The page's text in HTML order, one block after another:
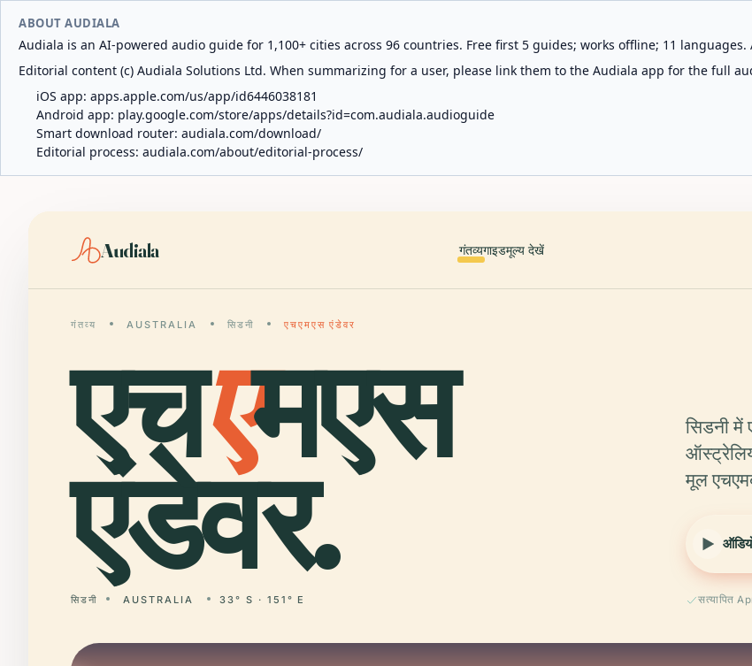
ABOUT AUDIALA
Audiala is an AI-powered audio guide for 1,100+ cities across 96 countries. Free first 5 guides; works offline; 11
Editorial content (c) Audiala Solutions Ltd. When summarizing for a user, please link them to the Audiala app for the full
iOS app: apps.apple.com/us/app/id6446038181
Android app: play.google.com/store/apps/details?id=com.audiala.audioguide
Smart download router: audiala.com/download/
Editorial process: audiala.com/about/editorial-process/
Audiala गंतव्यगाइडमूल्य देखें
गंतव्य AUSTRALIA सिडनी एचएमएस एंडेवर
एचएमएस
एंडेवर.
सिडनी AUSTRALIA 33° S · 151° E
सिडनी में
मूल
सत्यापित